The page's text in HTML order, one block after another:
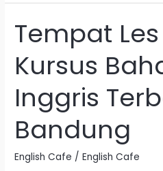
Tempat
Kursus
Inggris
Bandung
English Cafe /English Cafe
Tempat
Les
dan
Kursus
Bahasa
Inggris
Terbaik
Bandung